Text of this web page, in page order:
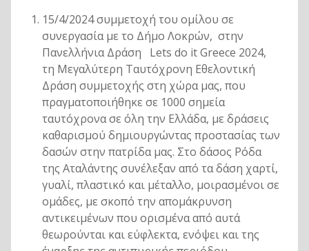
15/4/2024 συμμετοχή του ομίλου σε
συνεργασία με το Δήμο Λοκρών, στην
Πανελλήνια Δράση Lets do it Greece 2024,
τη Μεγαλύτερη Ταυτόχρονη Εθελοντική
Δράση συμμετοχής στη χώρα μας, που
πραγματοποιήθηκε σε 1000 σημεία
ταυτόχρονα σε όλη την Ελλάδα, με δράσεις
καθαρισμού δημιουργώντας προστασίας των
δασών στην πατρίδα μας. Στο δάσος Ρόδα
της Αταλάντης συνέλεξαν από τα δάση χαρτί,
γυαλί, πλαστικό και μέταλλο, μοιρασμένοι σε
ομάδες, με σκοπό την απομάκρυνση
αντικειμένων που ορισμένα από αυτά
θεωρούνται και εύφλεκτα, ενόψει και της